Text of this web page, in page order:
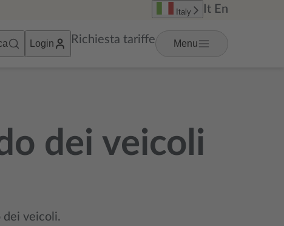
Login Richiesta tariffe Menu
Italy It En
dei veicoli
dei veicoli.